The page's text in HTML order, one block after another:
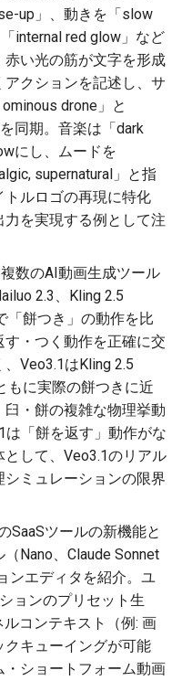
2026-06-23
2026-06-22
2026-06-21
2026-06-20
2026-06-19
2026-06-17
2026-06-16
2026-06-15
2026-06-14
2026-06-13
2026-06-12
2026-06-11
2026-06-10
2026-06-09
2025-12-08
2025-12-07
2025-12-06
2025-12-05
2025-12-04
2025-12-02
2025-12-01
2025-11-30
2025-11-29
2025-11-28
2025-11-27
2025-11-26
2025-11-25
2025-11-24
2026-06-23
2026-06-22
2026-06-21
2026-06-20
2026-06-19
2026-06-17
2026-06-16
2026-06-15
2026-06-14
2026-06-13
2026-06-12
2026-06-11
2026-06-10
2026-06-09
2025-12-08
2025-12-07
2025-12-06
2025-12-05
2025-12-04
2025-12-02
2025-12-01
2025-11-30
2025-11-29
2025-11-28
2025-11-27
2025-11-26
2025-11-25
2025-11-24
2026-02-01
2026-01-25
2026-01-18
2026-01-11
2026-01-04
2026-02-05
2026-02-01
2026-01-25
2026-01-18
2026-01-11
2026-01-04
2026-06-21
2026-06-20
2026-06-19
2026-06-18
2026-06-17
2026-06-14
2026-06-13
2026-06-12
2026-06-11
2026-06-10
2026-06-09
2026-06-08
2026-06-07
2026-06-06
2025-12-08
2025-12-07
2025-12-06
2025-12-05
2025-12-04
2025-12-02
2025-12-01
2025-11-30
2025-11-29
2025-11-28
2025-11-27
2025-11-26
2025-11-25
2025-11-24
2026-02-01
2026-01-25
2026-01-18
2026-01-11
2026-01-04
2026-01-25
2026-01-18
2026-01-13
2026-02-01
2026-01-25
2026-01-18
2026-01-11
2026-01-04
2026-06-23
2026-06-22
2026-06-21
2026-06-20
2026-06-19
2026-06-17
2026-06-16
2026-06-15
2026-06-14
2026-06-13
2026-06-12
2026-06-11
2026-06-10
2026-06-09
2026-06-18
2026-06-17
2026-06-16
2026-06-15
2026-06-14
2026-06-11
2026-06-10
2026-06-09
2026-06-08
2026-06-07
2026-06-06
2026-06-05
2026-06-04
2026-06-03
up」、動きを「slow
internal red glow」など
い光の筋が文字を形成
クションを記述し、サ
drone」と
同期。音楽は「dark
にし、ムードを
supernatural」と指
ルロゴの再現に特化
を実現する例として注
数のAI動画生成ツール
2.3、Kling 2.5
「餅つき」の動作を比
・つく動作を正確に交
Veo3.1はKling 2.5
もに実際の餅つきに近
・餅の複雑な物理挙動
は「餅を返す」動作がな
して、Veo3.1のリアル
ミュレーションの限界
SaaSツールの新機能と
Nano、Claude Sonnet
ンエディタを紹介。ユ
ョンのプリセット生
コンテキスト（例: 画
キューイングが可能
ショートフォーム動画